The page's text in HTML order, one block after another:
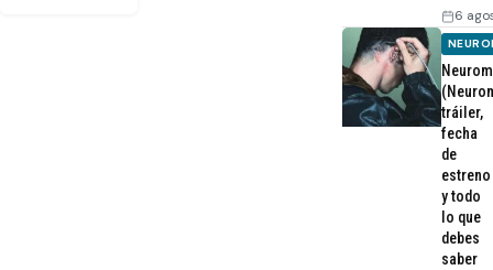
6
tráiler,
fecha
de
estreno
y todo
lo que
debes
saber